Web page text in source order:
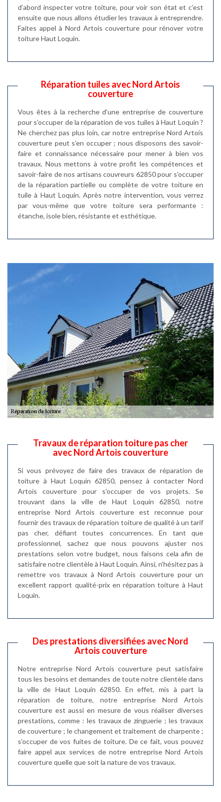
d’abord inspecter votre toiture, pour voir son état et c’est
ensuite que nous allons étudier les travaux à entreprendre.
Faites appel à Nord Artois couverture pour rénover votre
toiture Haut Loquin.
Réparation tuiles avec Nord Artois
couverture
Vous êtes à la recherche d’une entreprise de couverture
pour s’occuper de la réparation de vos tuiles à Haut Loquin ?
Ne cherchez pas plus loin, car notre entreprise Nord Artois
couverture peut s’en occuper ; nous disposons des savoir-
faire et connaissance nécessaire pour mener à bien vos
travaux. Nous mettons à votre profit les compétences et
savoir-faire de nos artisans couvreurs 62850 pour s’occuper
de la réparation partielle ou complète de votre toiture en
tuile à Haut Loquin. Après notre intervention, vous verrez
par vous-même que votre toiture sera performante :
étanche, isole bien, résistante et esthétique.
Travaux de réparation toiture pas cher
avec Nord Artois couverture
Si vous prévoyez de faire des travaux de réparation de
toiture à Haut Loquin 62850, pensez à contacter Nord
Artois couverture pour s’occuper de vos projets. Se
trouvant dans la ville de Haut Loquin 62850, notre
entreprise Nord Artois couverture est reconnue pour
fournir des travaux de réparation toiture de qualité à un tarif
pas cher, défiant toutes concurrences. En tant que
professionnel, sachez que nous pouvons ajuster nos
prestations selon votre budget, nous faisons cela afin de
satisfaire notre clientèle à Haut Loquin. Ainsi, n’hésitez pas à
remettre vos travaux à Nord Artois couverture pour un
excellent rapport qualité-prix en réparation toiture à Haut
Loquin.
Des prestations diversifiées avec Nord
Artois couverture
Notre entreprise Nord Artois couverture peut satisfaire
tous les besoins et demandes de toute notre clientèle dans
la ville de Haut Loquin 62850. En effet, mis à part la
réparation de toiture, notre entreprise Nord Artois
couverture est aussi en mesure de vous réaliser diverses
prestations, comme : les travaux de zinguerie ; les travaux
de couverture ; le changement et traitement de charpente ;
s’occuper de vos fuites de toiture. De ce fait, vous pouvez
faire appel aux services de notre entreprise Nord Artois
couverture quelle que soit la nature de vos travaux.